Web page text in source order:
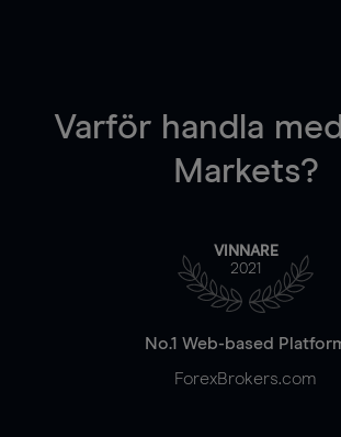
Varför handla
Markets?
VINNARE
2021
No.1 Web-based
ForexBrokers.com